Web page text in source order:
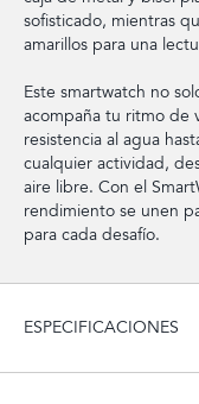
sofisticado, mientras
amarillos para una
Este smartwatch no
acompaña tu ritmo de
resistencia al agua
cualquier actividad,
aire libre. Con el
rendimiento se unen
para cada desafío.
ESPECIFICACIONES